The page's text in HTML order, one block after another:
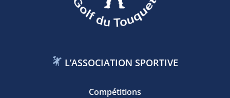
L’ASSOCIATION SPORTIVE
Compétitions